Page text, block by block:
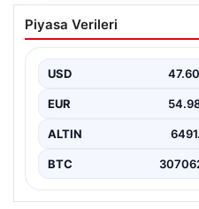
Adli kontrolle
Can Bursalı’nın X
Engeli Kaldırıldıktan Sonra
"content": "Basın…
Piyasa Verileri
USD 47.60
EUR
ALTIN
BTC